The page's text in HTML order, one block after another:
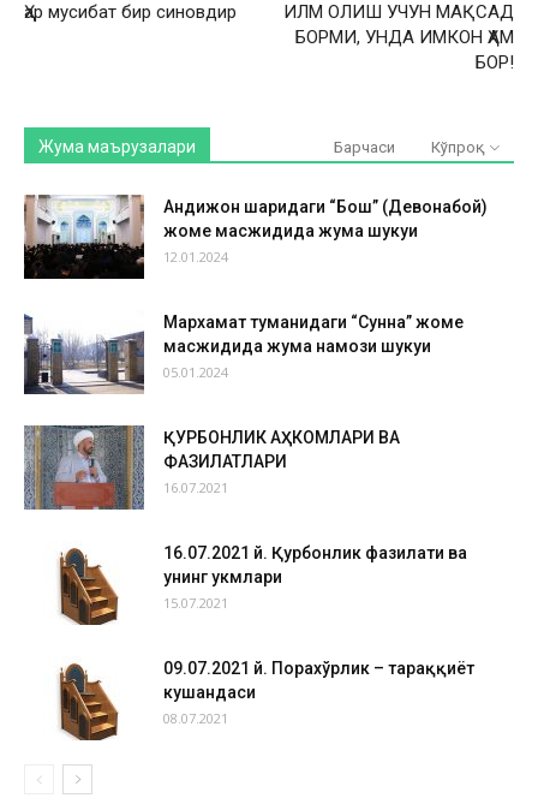
Ҳар мусибат бир синовдир
ИЛМ ОЛИШ УЧУН МАҚСАД
БОРМИ, УНДА ИМКОН ҲАМ
БОР!
Жума маърузалари Барчаси Кўпроқ
Андижон шаҳридаги “Бош” (Девонабой)
жоме масжидида жума шукуҳи
12.01.2024
Мархамат туманидаги “Сунна” жоме
масжидида жума намози шукуҳи
05.01.2024
ҚУРБОНЛИК АҲКОМЛАРИ ВА
ФАЗИЛАТЛАРИ
16.07.2021
16.07.2021 й. Қурбонлик фазилати ва
унинг ҳукмлари
15.07.2021
09.07.2021 й. Порахўрлик – тараққиёт
кушандаси
08.07.2021